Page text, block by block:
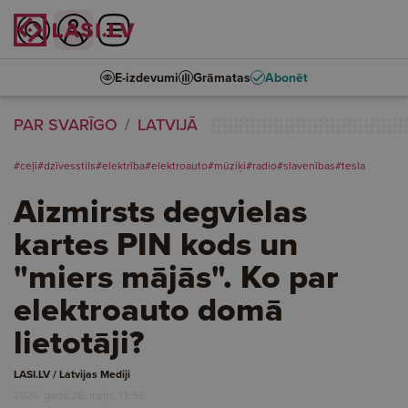
E-izdevumi Grāmatas Abonēt
PAR SVARĪGO LATVIJĀ
#ceļi#dzīvesstils#elektrība#elektroauto#mūziķi#radio#slavenības#tesla
Aizmirsts degvielas
kartes PIN kods un
"miers mājās". Ko par
elektroauto domā
lietotāji?
LASI.LV / Latvijas Mediji
2026. gada 26. maijs, 13:56